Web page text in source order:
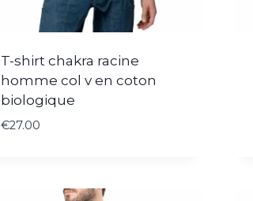
T-shirt chakra racine
homme col v en coton
biologique
€27.00